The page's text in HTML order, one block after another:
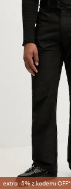
extra -5% z kodem: OFF*